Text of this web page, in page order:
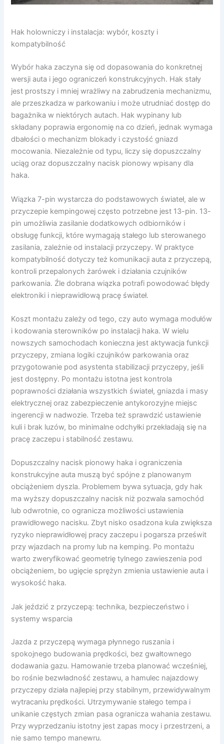
Hak holowniczy i instalacja: wybór, koszty i
kompatybilność
Wybór haka zaczyna się od dopasowania do konkretnej
wersji auta i jego ograniczeń konstrukcyjnych. Hak stały
jest prostszy i mniej wrażliwy na zabrudzenia mechanizmu,
ale przeszkadza w parkowaniu i może utrudniać dostęp do
bagażnika w niektórych autach. Hak wypinany lub
składany poprawia ergonomię na co dzień, jednak wymaga
dbałości o mechanizm blokady i czystość gniazd
mocowania. Niezależnie od typu, liczy się dopuszczalny
uciąg oraz dopuszczalny nacisk pionowy wpisany dla
haka.
Wiązka 7-pin wystarcza do podstawowych świateł, ale w
przyczepie kempingowej często potrzebne jest 13-pin. 13-
pin umożliwia zasilanie dodatkowych odbiorników i
obsługę funkcji, które wymagają stałego lub sterowanego
zasilania, zależnie od instalacji przyczepy. W praktyce
kompatybilność dotyczy też komunikacji auta z przyczepą,
kontroli przepalonych żarówek i działania czujników
parkowania. Źle dobrana wiązka potrafi powodować błędy
elektroniki i nieprawidłową pracę świateł.
Koszt montażu zależy od tego, czy auto wymaga modułów
i kodowania sterowników po instalacji haka. W wielu
nowszych samochodach konieczna jest aktywacja funkcji
przyczepy, zmiana logiki czujników parkowania oraz
przygotowanie pod asystenta stabilizacji przyczepy, jeśli
jest dostępny. Po montażu istotna jest kontrola
poprawności działania wszystkich świateł, gniazda i masy
elektrycznej oraz zabezpieczenie antykorozyjne miejsc
ingerencji w nadwozie. Trzeba też sprawdzić ustawienie
kuli i brak luzów, bo minimalne odchyłki przekładają się na
pracę zaczepu i stabilność zestawu.
Dopuszczalny nacisk pionowy haka i ograniczenia
konstrukcyjne auta muszą być spójne z planowanym
obciążeniem dyszla. Problemem bywa sytuacja, gdy hak
ma wyższy dopuszczalny nacisk niż pozwala samochód
lub odwrotnie, co ogranicza możliwości ustawienia
prawidłowego nacisku. Zbyt nisko osadzona kula zwiększa
ryzyko nieprawidłowej pracy zaczepu i pogarsza prześwit
przy wjazdach na promy lub na kemping. Po montażu
warto zweryfikować geometrię tylnego zawieszenia pod
obciążeniem, bo ugięcie sprężyn zmienia ustawienie auta i
wysokość haka.
Jak jeździć z przyczepą: technika, bezpieczeństwo i
systemy wsparcia
Jazda z przyczepą wymaga płynnego ruszania i
spokojnego budowania prędkości, bez gwałtownego
dodawania gazu. Hamowanie trzeba planować wcześniej,
bo rośnie bezwładność zestawu, a hamulec najazdowy
przyczepy działa najlepiej przy stabilnym, przewidywalnym
wytracaniu prędkości. Utrzymywanie stałego tempa i
unikanie częstych zmian pasa ogranicza wahania zestawu.
Przy wyprzedzaniu istotny jest zapas mocy i przestrzeni, a
nie samo tempo manewru.